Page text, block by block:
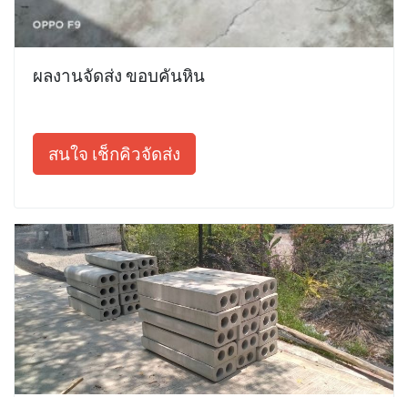
ผลงานจัดส่ง ขอบคันหิน
สนใจ เช็กคิวจัดส่ง